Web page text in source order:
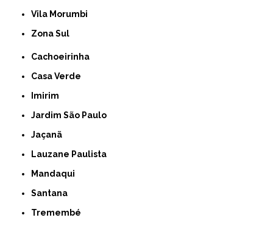
Vila Morumbi
Zona Sul
Cachoeirinha
Casa Verde
Imirim
Jardim São Paulo
Jaçanã
Lauzane Paulista
Mandaqui
Santana
Tremembé